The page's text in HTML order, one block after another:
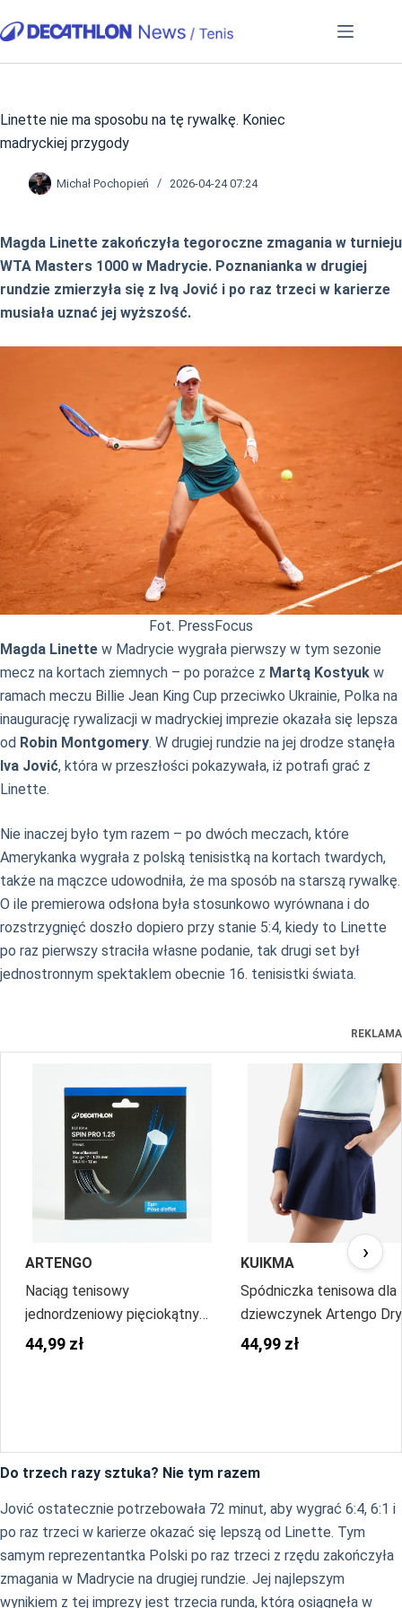
do
Linette nie ma sposobu na tę rywalkę. Koniec
madryckiej przygody
Michał Pochopień 2026-04-24 07:24
Magda Linette zakończyła tegoroczne zmagania w turnieju
WTA Masters 1000 w Madrycie. Poznanianka w drugiej
rundzie zmierzyła się z Ivą Jović i po raz trzeci w karierze
musiała uznać jej wyższość.
Fot. PressFocus
Magda Linette w Madrycie wygrała pierwszy w tym sezonie
mecz na kortach ziemnych – po porażce z Martą Kostyuk w
ramach meczu Billie Jean King Cup przeciwko Ukrainie, Polka na
inaugurację rywalizacji w madryckiej imprezie okazała się lepsza
od Robin Montgomery. W drugiej rundzie na jej drodze stanęła
Iva Jović, która w przeszłości pokazywała, iż potrafi grać z
Linette.
Nie inaczej było tym razem – po dwóch meczach, które
Amerykanka wygrała z polską tenisistką na kortach twardych,
także na mączce udowodniła, że ma sposób na starszą rywalkę.
O ile premierowa odsłona była stosunkowo wyrównana i do
rozstrzygnięć doszło dopiero przy stanie 5:4, kiedy to Linette
po raz pierwszy straciła własne podanie, tak drugi set był
jednostronnym spektaklem obecnie 16. tenisistki świata.
REKLAMA
ARTENGO
Naciąg tenisowy
jednordzeniowy pięciokątny
TA 930 Spin struna 1,25 mm
44,99 zł
KUIKMA
Spódniczka tenisowa dla
dziewczynek Artengo Dry
44,99 zł
›
Do trzech razy sztuka? Nie tym razem
Jović ostatecznie potrzebowała 72 minut, aby wygrać 6:4, 6:1 i
po raz trzeci w karierze okazać się lepszą od Linette. Tym
samym reprezentantka Polski po raz trzeci z rzędu zakończyła
zmagania w Madrycie na drugiej rundzie. Jej najlepszym
wynikiem z tej imprezy jest trzecia runda, którą osiągnęła w